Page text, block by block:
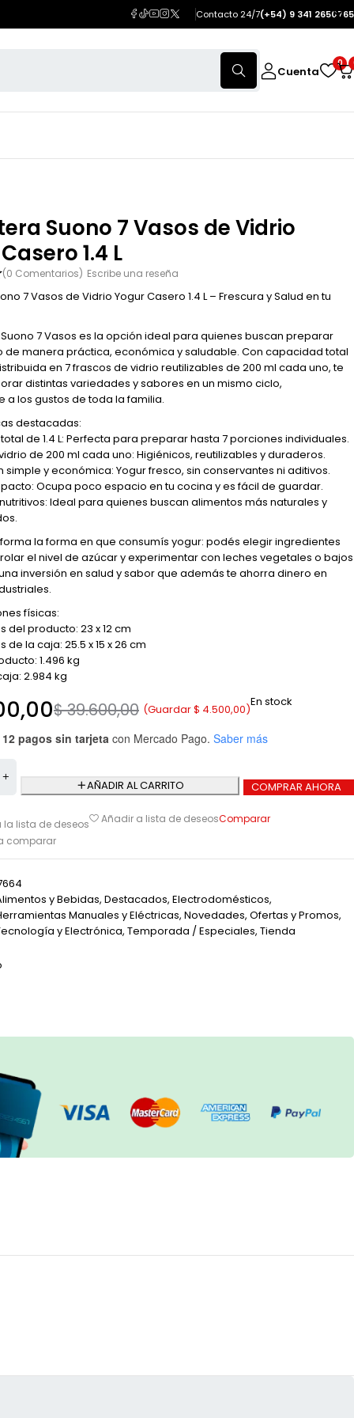
Contacto 24/7(+54) 9 341 2650765
Cuenta
0
Suono 7 Vasos de Vidrio
1.4 L
(0 Comentarios) Escribe una reseña
7 Vasos de Vidrio Yogur Casero 1.4 L – Frescura y Salud en tu
7 Vasos es la opción ideal para quienes buscan preparar
de manera práctica, económica y saludable. Con capacidad total
en 7 frascos de vidrio reutilizables de 200 ml cada uno, te
distintas variedades y sabores en un mismo ciclo,
a los gustos de toda la familia.
destacadas:
de 1.4 L: Perfecta para preparar hasta 7 porciones individuales.
de 200 ml cada uno: Higiénicos, reutilizables y duraderos.
y económica: Yogur fresco, sin conservantes ni aditivos.
Ocupa poco espacio en tu cocina y es fácil de guardar.
Ideal para quienes buscan alimentos más naturales y
la forma en que consumís yogur: podés elegir ingredientes
el nivel de azúcar y experimentar con leches vegetales o bajos
inversión en salud y sabor que además te ahorra dinero en
físicas:
del producto: 23 x 12 cm
de la caja: 25.5 x 15 x 26 cm
1.496 kg
2.984 kg
$39.600,00 (Guardar$ 4.500,00)
En stock
pagos sin tarjeta con Mercado Pago. Saber más
AÑADIR AL CARRITO COMPRAR AHORA
la lista de deseos Añadir a lista de deseosComparar
comparar
y Bebidas, Destacados, Electrodomésticos,
Manuales y Eléctricas, Novedades, Ofertas y Promos,
y Electrónica, Temporada / Especiales, Tienda